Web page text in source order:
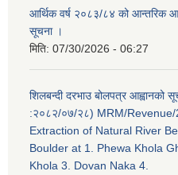
आर्थिक वर्ष २०८३/८४ को आन्तरिक
सूचना ।
मिति: 07/30/2026 - 06:27
शिलबन्दी दरभाउ बोलपत्र आह्वानको
:२०८२/०७/२८) MRM/
Extraction of Natural River
Boulder at 1. Phewa Khola
Khola 3. Dovan Naka 4.